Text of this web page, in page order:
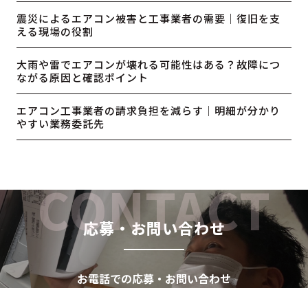
震災によるエアコン被害と工事業者の需要｜復旧を支
える現場の役割
大雨や雷でエアコンが壊れる可能性はある？故障につ
ながる原因と確認ポイント
エアコン工事業者の請求負担を減らす｜明細が分かり
やすい業務委託先
応募・お問い合わせ
お電話での応募・お問い合わせ